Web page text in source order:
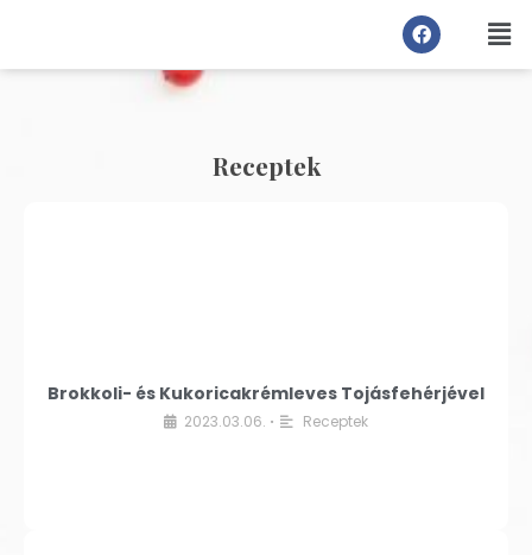
Receptek
Brokkoli- és Kukoricakrémleves Tojásfehérjével
2023.03.06. • Receptek